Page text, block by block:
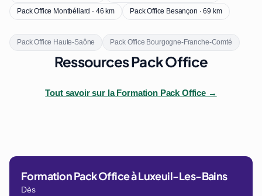
Pack Office Montbéliard · 46 km
Pack Office Besançon · 69 km
Pack Office Haute-Saône Pack Office Bourgogne-Franche-Comté
Ressources Pack Office
Tout savoir sur la Formation Pack Office →
Formation Pack Office à Luxeuil-Les-Bains
Dès